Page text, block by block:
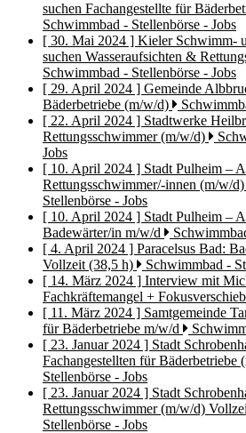
suchen Fachangestellte für
Schwimmbad - Stellenbörse - Jobs
[ 30. Mai 2024 ] Kieler Schwimm-
suchen Wasseraufsichten &
Schwimmbad - Stellenbörse - Jobs
[ 29. April 2024 ] Gemeinde
Bäderbetriebe (m/w/d)
[ 22. April 2024 ] Stadtwerke
Rettungsschwimmer (m/w/d)
Jobs
[ 10. April 2024 ] Stadt Pulheim –
Rettungsschwimmer/-innen (m/w/d)
Stellenbörse - Jobs
[ 10. April 2024 ] Stadt Pulheim –
Badewärter/in m/w/d
[ 4. April 2024 ] Paracelsus Bad:
Vollzeit (38,5 h)
Schwimmbad -
[ 14. März 2024 ] Interview mit
Fachkräftemangel +
[ 11. März 2024 ] Samtgemeinde
für Bäderbetriebe m/w/d
[ 23. Januar 2024 ] Stadt
Fachangestellten für Bäderbetriebe
Stellenbörse - Jobs
[ 23. Januar 2024 ] Stadt
Rettungsschwimmer (m/w/d)
Stellenbörse - Jobs